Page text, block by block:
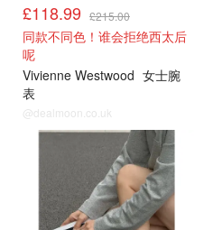
£118.99 £215.00
同款不同色！谁会拒绝西太后
呢
Vivienne Westwood 女士腕
表
@dealmoon.co.uk